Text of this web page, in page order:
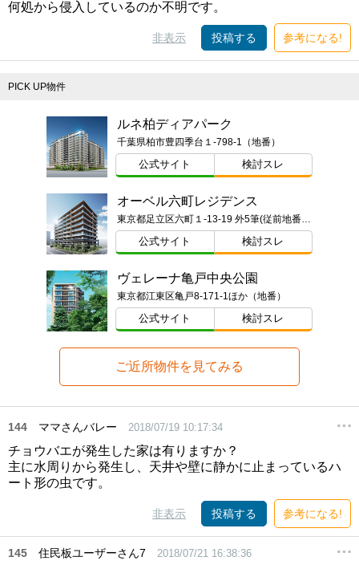
何処から侵入しているのか不明です。
非表示 投稿する 参考になる!
PICK UP物件
ルネ柏ディアパーク
千葉県柏市豊四季台１-798-1（地番）
公式サイト 検討スレ
オーベル六町レジデンス
東京都足立区六町１-13-19 外5筆(従前地番)ほか
公式サイト 検討スレ
ヴェレーナ亀戸中央公園
東京都江東区亀戸8-171-1ほか（地番）
公式サイト 検討スレ
ご近所物件を見てみる
144 ママさんバレー 2018/07/19 10:17:34
チョウバエが発生した家は有りますか？
主に水周りから発生し、天井や壁に静かに止まっているハ
ート形の虫です。
非表示 投稿する 参考になる!
145 住民板ユーザーさん7 2018/07/21 16:38:36